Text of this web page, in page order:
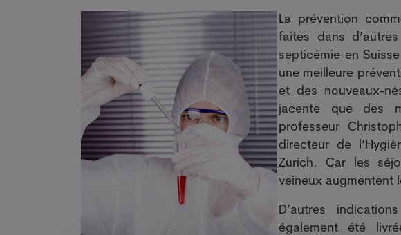
La prévention
faites dans
septicémie en
une meilleure
et des nouveaux-
jacente que des
professeur
directeur de
Zurich. Car les
veineux augmentent
D’autres
également été